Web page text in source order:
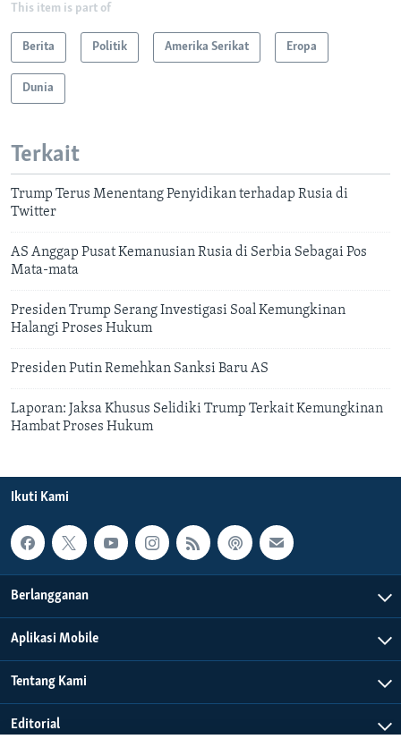
This item is part of
Berita Politik Amerika Serikat Eropa
Dunia
Terkait
Trump Terus Menentang Penyidikan terhadap Rusia di
Twitter
AS Anggap Pusat Kemanusian Rusia di Serbia Sebagai Pos
Mata-mata
Presiden Trump Serang Investigasi Soal Kemungkinan
Halangi Proses Hukum
Presiden Putin Remehkan Sanksi Baru AS
Laporan: Jaksa Khusus Selidiki Trump Terkait Kemungkinan
Hambat Proses Hukum
Ikuti Kami
Berlangganan
Aplikasi Mobile
Tentang Kami
Editorial